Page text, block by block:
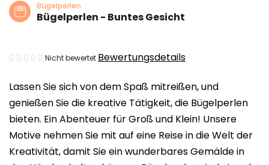
Lassen Sie sich von dem Spaß mitreißen, und
genießen Sie die kreative Tätigkeit, die Bügelperlen
bieten. Ein Abenteuer für Groß und Klein! Unsere
Motive nehmen Sie mit auf eine Reise in die Welt der
Kreativität, damit Sie ein wunderbares Gemälde in
Bügelperlen
Bügelperlen - Buntes Gesicht
Die
Produktbewertung
ist
0,0
von
5
Nicht bewertet Bewertungsdetails